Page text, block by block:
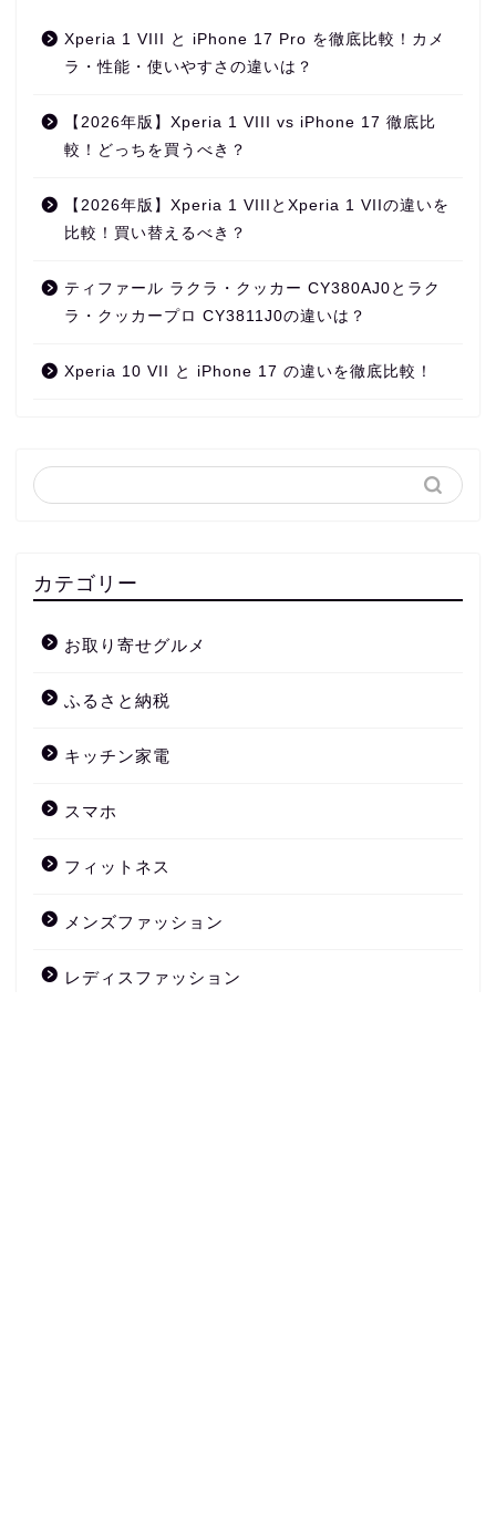
Xperia 1 VIII と iPhone 17 Pro を徹底比較！カメ
ラ・性能・使いやすさの違いは？
【2026年版】Xperia 1 VIII vs iPhone 17 徹底比
較！どっちを買うべき？
【2026年版】Xperia 1 VIIIとXperia 1 VIIの違いを
比較！買い替えるべき？
ティファール ラクラ・クッカー CY380AJ0とラク
ラ・クッカープロ CY3811J0の違いは？
Xperia 10 VII と iPhone 17 の違いを徹底比較！
カテゴリー
お取り寄せグルメ
ふるさと納税
キッチン家電
スマホ
フィットネス
メンズファッション
レディスファッション